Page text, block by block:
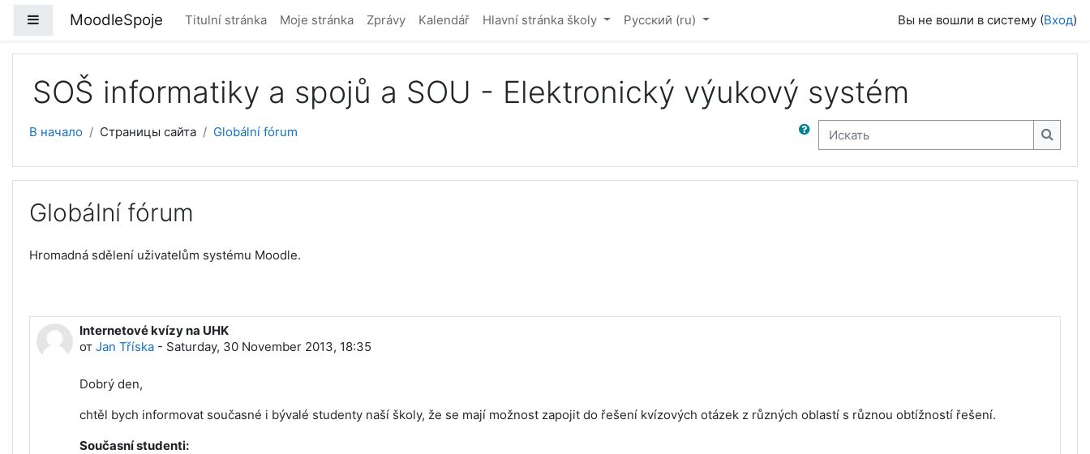
Боковая панель
MoodleSpoje Titulní stránka Moje stránka Zprávy Kalendář Hlavní stránka školy Русский ‎(ru)‎ Вы не вошли в систему (Вход)
SOŠ informatiky a spojů a SOU - Elektronický výukový systém
В начало Страницы сайта Globální fórum
Искать
Искать
Globální fórum
Hromadná sdělení uživatelům systému Moodle.
Internetové kvízy na UHK
от Jan Tříska - Saturday, 30 November 2013, 18:35
Dobrý den,
chtěl bych informovat současné i bývalé studenty naší školy, že se mají možnost zapojit do řešení kvízových otázek z různých oblastí s různou obtížností řešení.
Současní studenti: